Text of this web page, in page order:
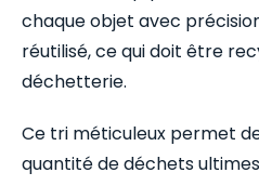
chaque objet avec
réutilisé, ce qui doit être
déchetterie.
Ce tri méticuleux permet
quantité de déchets